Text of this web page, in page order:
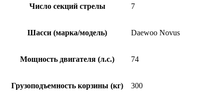
Число секций стрелы 7
Шасси (марка/модель) Daewoo Novus
Мощность двигателя (л.с.) 74
Грузоподъемность корзины (кг) 300